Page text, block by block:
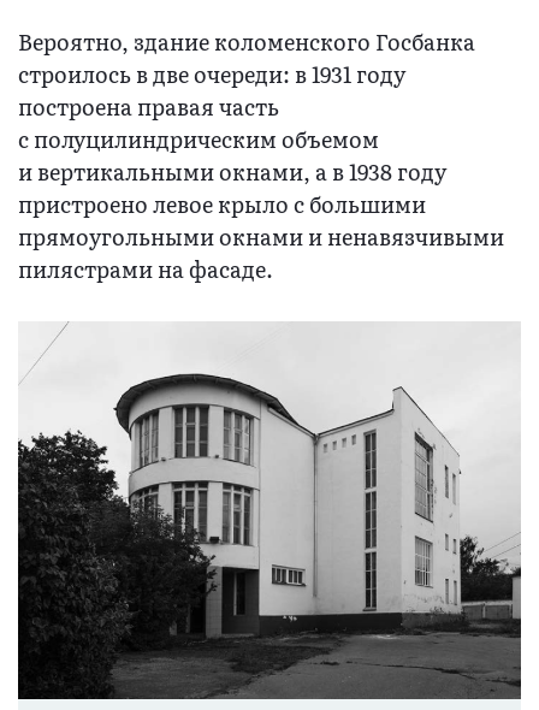
Вероятно, здание коломенского Госбанка
строилось в две очереди: в 1931 году
построена правая часть
с полуцилиндрическим объемом
и вертикальными окнами, а в 1938 году
пристроено левое крыло с большими
прямоугольными окнами и ненавязчивыми
пилястрами на фасаде.